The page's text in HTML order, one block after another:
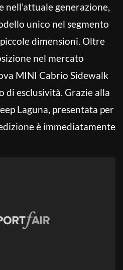
nell’attuale generazione,
unico nel segmento
dimensioni. Oltre
nel mercato
MINI Cabrio Sidewalk
esclusività. Grazie alla
Laguna, presentata per
è immediatamente